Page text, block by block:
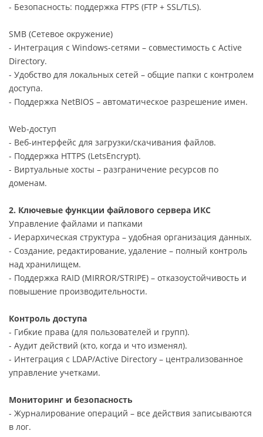
- Безопасность: поддержка FTPS (FTP + SSL/TLS).
SMB (Сетевое окружение)
- Интеграция с Windows-сетями – совместимость с Active
Directory.
- Удобство для локальных сетей – общие папки с контролем
доступа.
- Поддержка NetBIOS – автоматическое разрешение имен.
Web-доступ
- Веб-интерфейс для загрузки/скачивания файлов.
- Поддержка HTTPS (LetsEncrypt).
- Виртуальные хосты – разграничение ресурсов по
доменам.
2. Ключевые функции файлового сервера ИКС
Управление файлами и папками
- Иерархическая структура – удобная организация данных.
- Создание, редактирование, удаление – полный контроль
над хранилищем.
- Поддержка RAID (MIRROR/STRIPE) – отказоустойчивость и
повышение производительности.
Контроль доступа
- Гибкие права (для пользователей и групп).
- Аудит действий (кто, когда и что изменял).
- Интеграция с LDAP/Active Directory – централизованное
управление учетками.
Мониторинг и безопасность
- Журналирование операций – все действия записываются
в лог.